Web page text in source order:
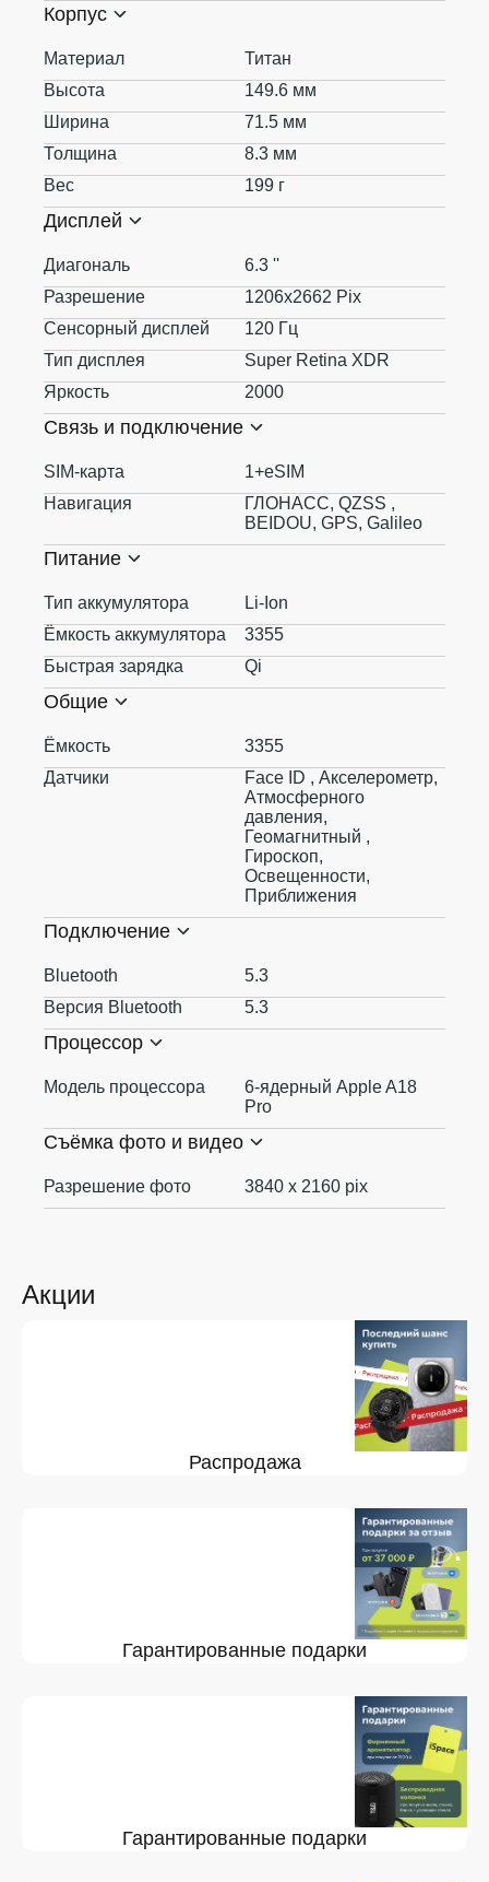
Акции
Распродажа
Гарантированные подарки
Гарантированные подарки
Корпус
Материал
Титан
Высота
149.6 мм
Ширина
71.5 мм
Толщина
8.3 мм
Вес
199 г
Дисплей
Диагональ
6.3 ''
Разрешение
1206x2662 Pix
Сенсорный дисплей
120 Гц
Тип дисплея
Super Retina XDR
Яркость
2000
Связь и подключение
SIM-карта
1+eSIM
Навигация
ГЛОНАСС, QZSS ,
BEIDOU, GPS, Galileo
Питание
Тип аккумулятора
Li-Ion
Ёмкость аккумулятора
3355
Быстрая зарядка
Qi
Общие
Ёмкость
3355
Датчики
Face ID , Акселерометр,
Атмосферного
давления,
Геомагнитный ,
Гироскоп,
Освещенности,
Приближения
Подключение
Bluetooth
5.3
Версия Bluetooth
5.3
Процессор
Модель процессора
6-ядерный Apple A18
Pro
Съёмка фото и видео
Разрешение фото 3840 x 2160 pix